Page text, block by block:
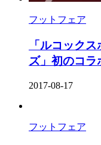
フットフェア
「ルコック
ズ」初のコラ
2017-08-17
フットフェア